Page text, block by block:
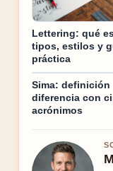
Lettering: qué
tipos, estilos y
práctica
Sima: definición
diferencia con
acrónimos